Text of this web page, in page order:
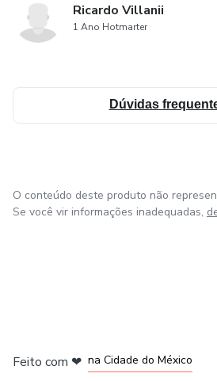
Ricardo Villanii
1 Ano Hotmarter
Dúvidas
O conteúdo deste produto não
Se você vir informações inadequadas,
Feito com ❤ na Cidade do México